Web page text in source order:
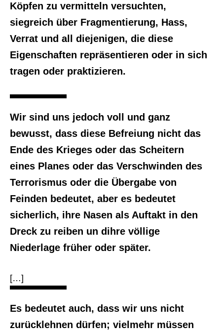
Köpfen zu vermitteln versuchten,
siegreich über Fragmentierung, Hass,
Verrat und all diejenigen, die diese
Eigenschaften repräsentieren oder in sich
tragen oder praktizieren.
Wir sind uns jedoch voll und ganz
bewusst, dass diese Befreiung nicht das
Ende des Krieges oder das Scheitern
eines Planes oder das Verschwinden des
Terrorismus oder die Übergabe von
Feinden bedeutet, aber es bedeutet
sicherlich, ihre Nasen als Auftakt in den
Dreck zu reiben un dihre völlige
Niederlage früher oder später.
[…]
Es bedeutet auch, dass wir uns nicht
zurücklehnen dürfen; vielmehr müssen